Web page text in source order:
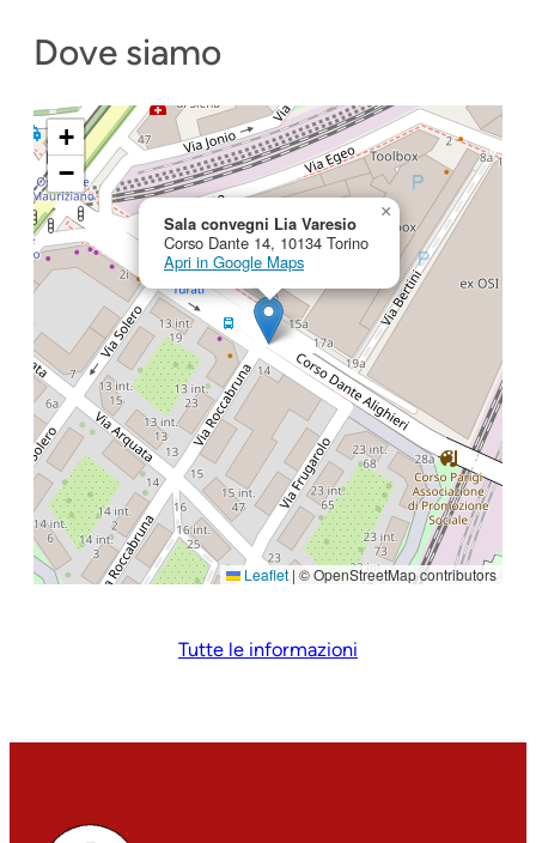
Dove siamo
Sala convegni Lia Varesio
Corso Dante 14, 10134 Torino
Apri in Google Maps
×
+
−
Leaflet | © OpenStreetMap contributors
Tutte le informazioni